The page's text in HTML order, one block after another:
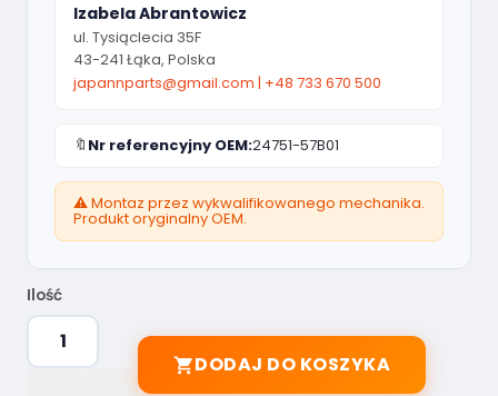
Izabela Abrantowicz
ul. Tysiąclecia 35F
43-241 Łąka, Polska
japannparts@gmail.com | +48 733 670 500
🔖 Nr referencyjny OEM:24751-57B01
⚠️ Montaz przez wykwalifikowanego mechanika.
Produkt oryginalny OEM.
Ilość
DODAJ DO KOSZYKA